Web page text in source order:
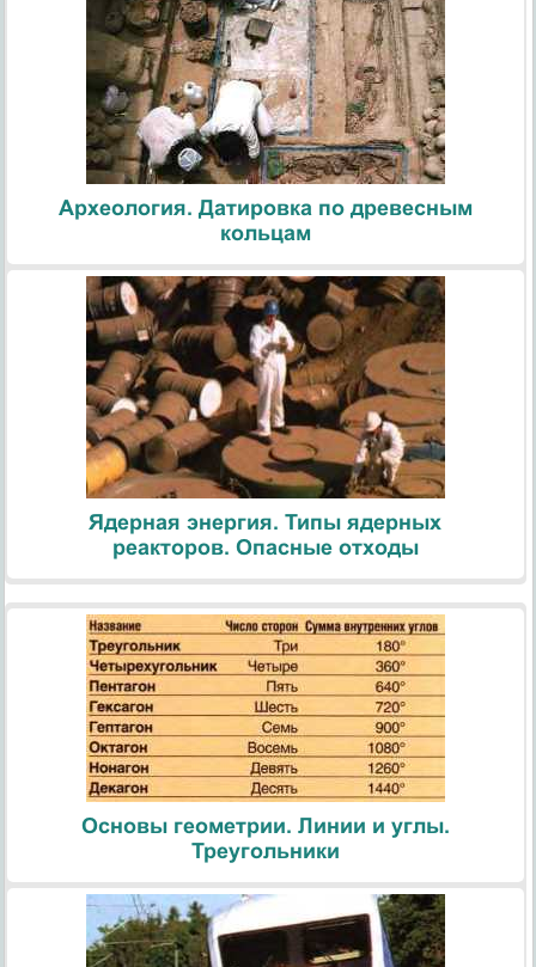
Археология. Датировка по древесным
кольцам
Ядерная энергия. Типы ядерных
реакторов. Опасные отходы
Основы геометрии. Линии и углы.
Треугольники